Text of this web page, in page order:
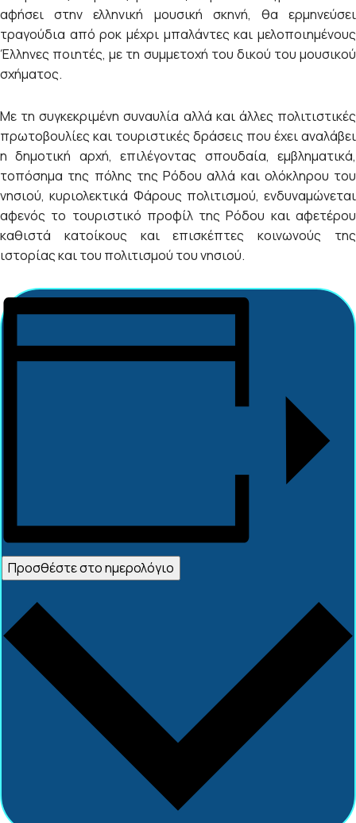
αφήσει στην ελληνική μουσική σκηνή, θα ερμηνεύσει
τραγούδια από ροκ μέχρι μπαλάντες και μελοποιημένους
Έλληνες ποιητές, με τη συμμετοχή του δικού του μουσικού
σχήματος.
Με τη συγκεκριμένη συναυλία αλλά και άλλες πολιτιστικές
πρωτοβουλίες και τουριστικές δράσεις που έχει αναλάβει
η δημοτική αρχή, επιλέγοντας σπουδαία, εμβληματικά,
τοπόσημα της πόλης της Ρόδου αλλά και ολόκληρου του
νησιού, κυριολεκτικά Φάρους πολιτισμού, ενδυναμώνεται
αφενός το τουριστικό προφίλ της Ρόδου και αφετέρου
καθιστά κατοίκους και επισκέπτες κοινωνούς της
ιστορίας και του πολιτισμού του νησιού.
Προσθέστε στο ημερολόγιο